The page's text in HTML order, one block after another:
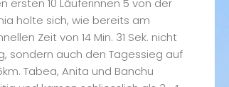
holte sich, wie bereits am
Zeit von 14 Min. 31 Sek. nicht
sondern auch den Tagessieg auf
Tabea, Anita und Banchu